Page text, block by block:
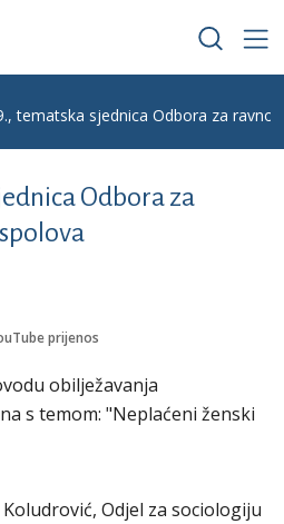
tematska sjednica Odbora za
Odbora za
prijenos
obilježavanja
s temom: "Neplaćeni ženski
Odjel za sociologiju